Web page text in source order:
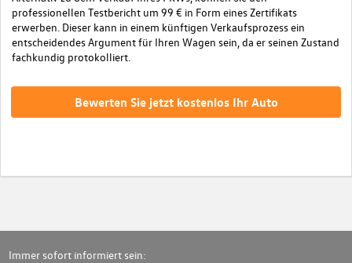
professionellen Testbericht um 99 € in Form eines Zertifikats
erwerben. Dieser kann in einem künftigen Verkaufsprozess ein
entscheidendes Argument für Ihren Wagen sein, da er seinen Zustand
fachkundig protokolliert.
Bewerten Sie jetzt kostenlos Ihr Auto
Immer sofort informiert sein: